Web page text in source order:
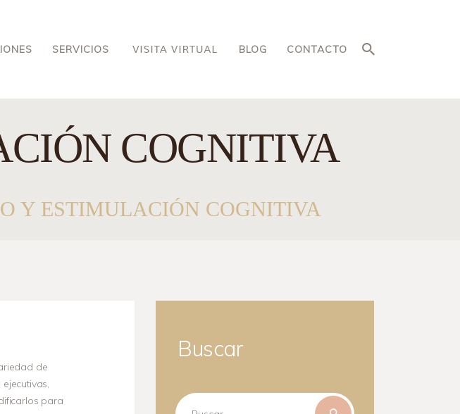
SERVICIOS BLOG CONTACTO
COGNITIVA
Y ESTIMULACIÓN COGNITIVA
de
para
Buscar
Buscar: